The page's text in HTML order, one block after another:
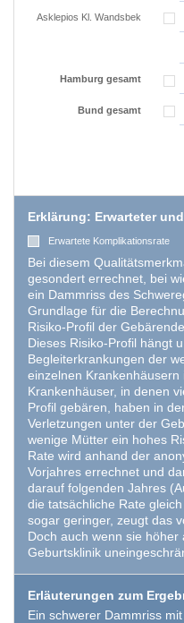
Asklepios Kl. Wandsbek
Hamburg gesamt
Bund gesamt
Erklärung: Erwarteter
Erwartete Komplikationsrate
Bei diesem
gesondert errechnet, bei
ein Dammriss des
Grundlage für die
Risiko-Profil der
Dieses Risiko-Profil hängt
Begleiterkrankungen der
einzelnen Krankenhäusern
Krankenhäuser, in denen
Profil gebären, haben in
Verletzungen unter der
wenige Mütter ein hohes
Rate wird anhand der
Vorjahres errechnet und
darauf folgenden Jahres
die tatsächliche Rate
sogar geringer, zeugt das
Doch auch wenn sie
Geburtsklinik
Erläuterungen zum
Ein schwerer Dammriss
Um Inhalte von
Plattformen
diesen externen
Vimeo